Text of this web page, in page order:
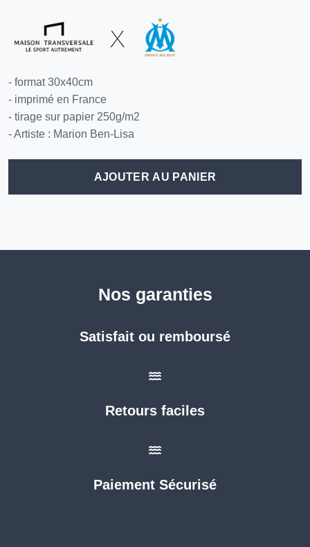
- format 30x40cm
- imprimé en France
- tirage sur papier 250g/m2
- Artiste : Marion Ben-Lisa
AJOUTER AU PANIER
Nos garanties
Satisfait ou remboursé
Retours faciles
Paiement Sécurisé